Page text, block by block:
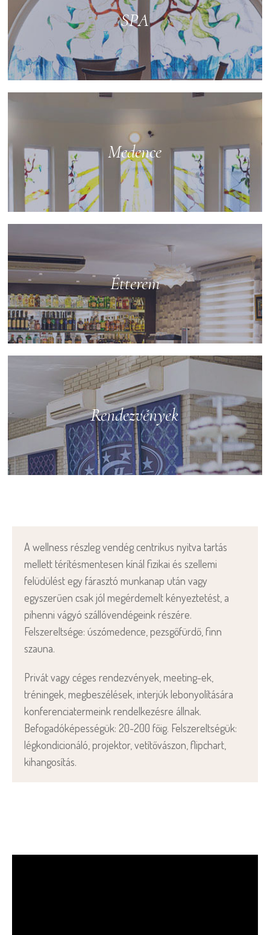
SPA
Medence
Étterem
Rendezvények
A wellness részleg vendég centrikus nyitva tartás
mellett térítésmentesen kínál fizikai és szellemi
felüdülést egy fárasztó munkanap után vagy
egyszerűen csak jól megérdemelt kényeztetést, a
pihenni vágyó szállóvendégeink részére.
Felszereltsége: úszómedence, pezsgőfürdő, finn
szauna.
Privát vagy céges rendezvények, meeting-ek,
tréningek, megbeszélések, interjúk lebonyolítására
konferenciatermeink rendelkezésre állnak.
Befogadóképességük: 20-200 főig. Felszereltségük:
légkondicionáló, projektor, vetítővászon, flipchart,
kihangosítás.